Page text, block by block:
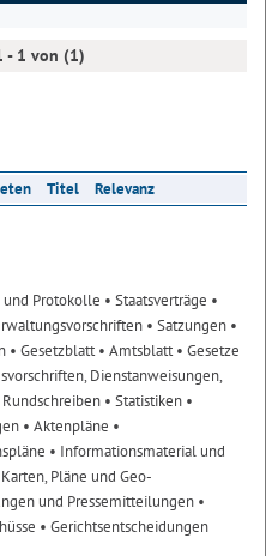
- 1 von (1)
Titel Relevanz
Protokolle • Staatsverträge •
• Satzungen •
• Gesetzblatt• Amtsblatt• Gesetze
Dienstanweisungen,
• Statistiken •
• Aktenpläne •
• Informationsmaterial und
Karten, Pläne und Geo-
und Pressemitteilungen •
• Gerichtsentscheidungen